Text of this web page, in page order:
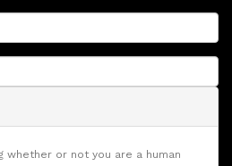
or not you are a human